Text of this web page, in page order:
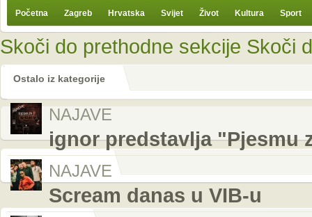
Početna Zagreb Hrvatska Svijet Život Kultura Sport
Skoči do prethodne sekcije Skoči
Ostalo iz kategorije
NAJAVE
ignor predstavlja "Pjesmu
NAJAVE
Scream danas u VIB-u